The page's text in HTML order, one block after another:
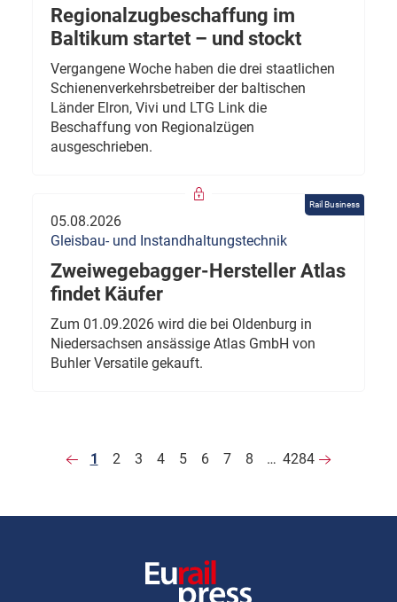
Regionalzugbeschaffung im
Baltikum startet – und stockt
Vergangene Woche haben die drei staatlichen
Schienenverkehrsbetreiber der baltischen
Länder Elron, Vivi und LTG Link die
Beschaffung von Regionalzügen
ausgeschrieben.
Rail Business
05.08.2026
Gleisbau- und Instandhaltungstechnik
Zweiwegebagger-Hersteller Atlas
findet Käufer
Zum 01.09.2026 wird die bei Oldenburg in
Niedersachsen ansässige Atlas GmbH von
Buhler Versatile gekauft.
1 2 3 4 5 6 7 8 … 4284